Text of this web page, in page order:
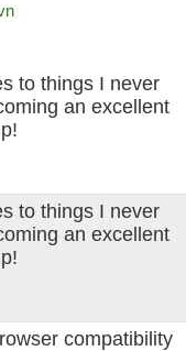
to things I never
an excellent
to things I never
an excellent
compatibility